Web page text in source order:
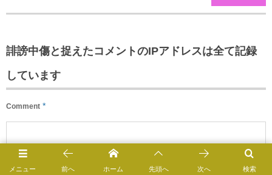
誹謗中傷と捉えたコメントのIPアドレスは全て記録
しています
Comment *
メニュー 検索
前へ ホーム 先頭へ 次へ